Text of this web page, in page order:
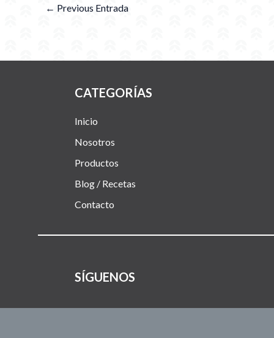
← Previous Entrada
CATEGORÍAS
Inicio
Nosotros
Productos
Blog / Recetas
Contacto
SÍGUENOS